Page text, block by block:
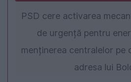
PSD cere activarea
de urgență pentru
menținerea centralelor pe
adresa lui